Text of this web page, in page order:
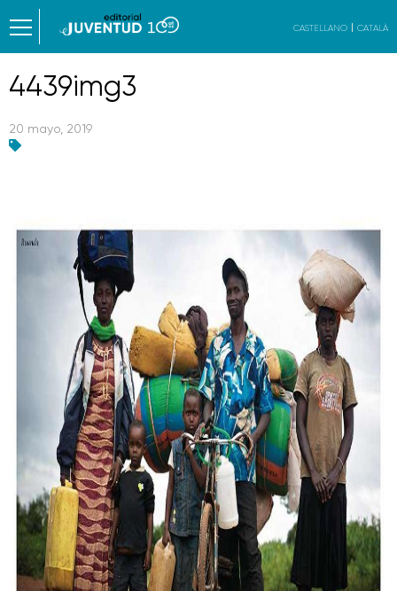
CASTELLANO CATALÀ
4439img3
20 mayo, 2019